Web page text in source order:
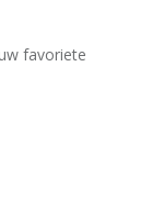
favoriete